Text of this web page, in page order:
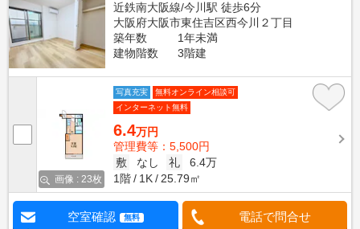
近鉄南大阪線/今川駅 徒歩6分
大阪府大阪市東住吉区西今川２丁目
築年数
1年未満
建物階数
3階建
画像 : 23枚
写真充実
無料オンライン相談可
インターネット無料
6.4万円
管理費等：5,500円
敷
なし 礼
6.4万
1階
1K 25.79㎡
空室確認 無料 電話で問合せ